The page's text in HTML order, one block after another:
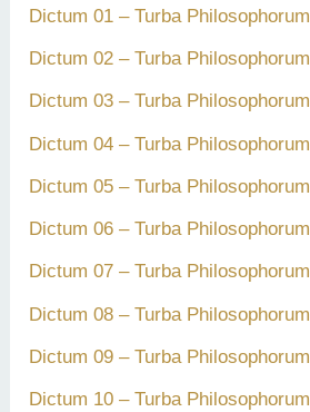
c
h
:
Dictum 01 – Turba Philosophorum
Dictum 02 – Turba Philosophorum
Dictum 03 – Turba Philosophorum
Dictum 04 – Turba Philosophorum
Dictum 05 – Turba Philosophorum
Dictum 06 – Turba Philosophorum
Dictum 07 – Turba Philosophorum
Dictum 08 – Turba Philosophorum
Dictum 09 – Turba Philosophorum
Dictum 10 – Turba Philosophorum